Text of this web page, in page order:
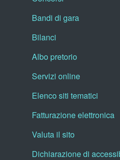
Bandi di gara
Bilanci
Albo pretorio
Servizi online
Elenco siti tematici
Fatturazione elettronica
Valuta il sito
Dichiarazione di